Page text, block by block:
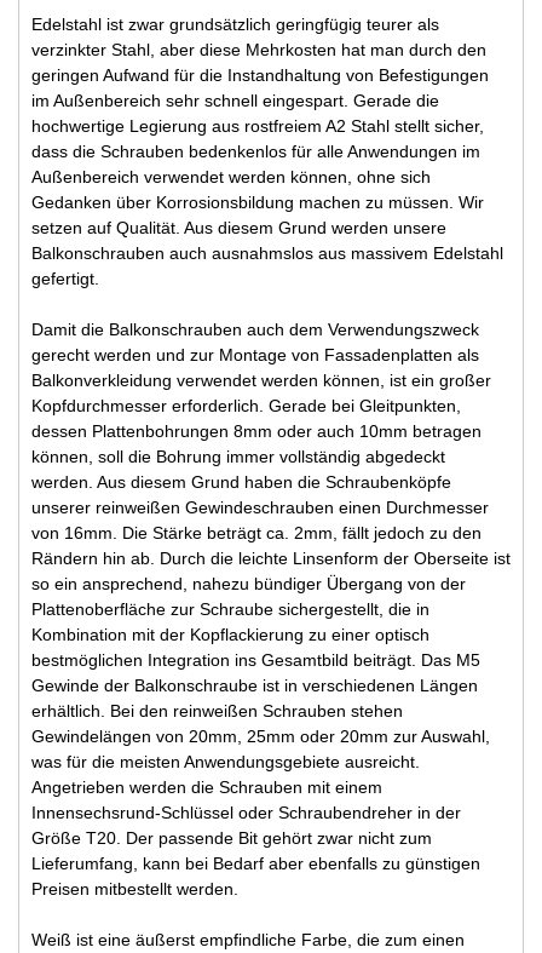
Edelstahl ist zwar grundsätzlich geringfügig teurer als
verzinkter Stahl, aber diese Mehrkosten hat man durch den
geringen Aufwand für die Instandhaltung von Befestigungen
im Außenbereich sehr schnell eingespart. Gerade die
hochwertige Legierung aus rostfreiem A2 Stahl stellt sicher,
dass die Schrauben bedenkenlos für alle Anwendungen im
Außenbereich verwendet werden können, ohne sich
Gedanken über Korrosionsbildung machen zu müssen. Wir
setzen auf Qualität. Aus diesem Grund werden unsere
Balkonschrauben auch ausnahmslos aus massivem Edelstahl
gefertigt.
Damit die Balkonschrauben auch dem Verwendungszweck
gerecht werden und zur Montage von Fassadenplatten als
Balkonverkleidung verwendet werden können, ist ein großer
Kopfdurchmesser erforderlich. Gerade bei Gleitpunkten,
dessen Plattenbohrungen 8mm oder auch 10mm betragen
können, soll die Bohrung immer vollständig abgedeckt
werden. Aus diesem Grund haben die Schraubenköpfe
unserer reinweißen Gewindeschrauben einen Durchmesser
von 16mm. Die Stärke beträgt ca. 2mm, fällt jedoch zu den
Rändern hin ab. Durch die leichte Linsenform der Oberseite ist
so ein ansprechend, nahezu bündiger Übergang von der
Plattenoberfläche zur Schraube sichergestellt, die in
Kombination mit der Kopflackierung zu einer optisch
bestmöglichen Integration ins Gesamtbild beiträgt. Das M5
Gewinde der Balkonschraube ist in verschiedenen Längen
erhältlich. Bei den reinweißen Schrauben stehen
Gewindelängen von 20mm, 25mm oder 20mm zur Auswahl,
was für die meisten Anwendungsgebiete ausreicht.
Angetrieben werden die Schrauben mit einem
Innensechsrund-Schlüssel oder Schraubendreher in der
Größe T20. Der passende Bit gehört zwar nicht zum
Lieferumfang, kann bei Bedarf aber ebenfalls zu günstigen
Preisen mitbestellt werden.
Weiß ist eine äußerst empfindliche Farbe, die zum einen